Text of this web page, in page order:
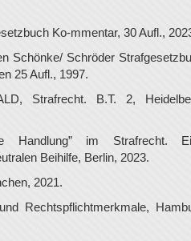
Ko-mmentar, 30 Aufl.,
Schönke/ Schröder
25 Aufl., 1997.
Strafrecht. B.T. 2,
Handlung” im Strafrecht.
Beihilfe, Berlin, 2023.
2021.
Rechtspflichtmerkmale,